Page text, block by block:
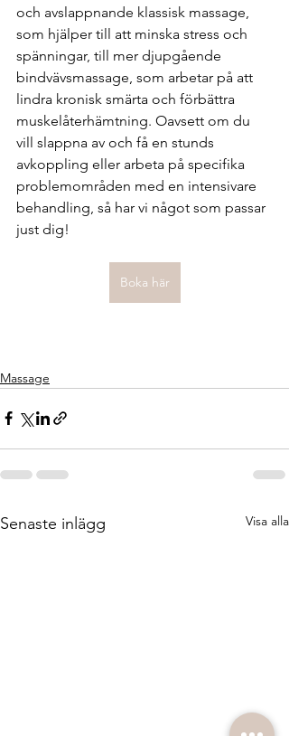
och avslappnande klassisk massage,
som hjälper till att minska stress och
spänningar, till mer djupgående
bindvävsmassage, som arbetar på att
lindra kronisk smärta och förbättra
muskelåterhämtning. Oavsett om du
vill slappna av och få en stunds
avkoppling eller arbeta på specifika
problemområden med en intensivare
behandling, så har vi något som passar
just dig!
Boka här
Massage
Senaste inlägg Visa alla